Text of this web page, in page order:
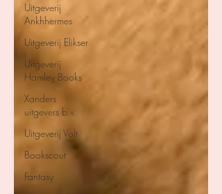
Uitgeverij
Ankhhermes
Uitgeverij Elikser
Uitgeverij
Hamley Books
Xanders
uitgevers b.v.
Uitgeverij Volt
Bookscout
Fantasy